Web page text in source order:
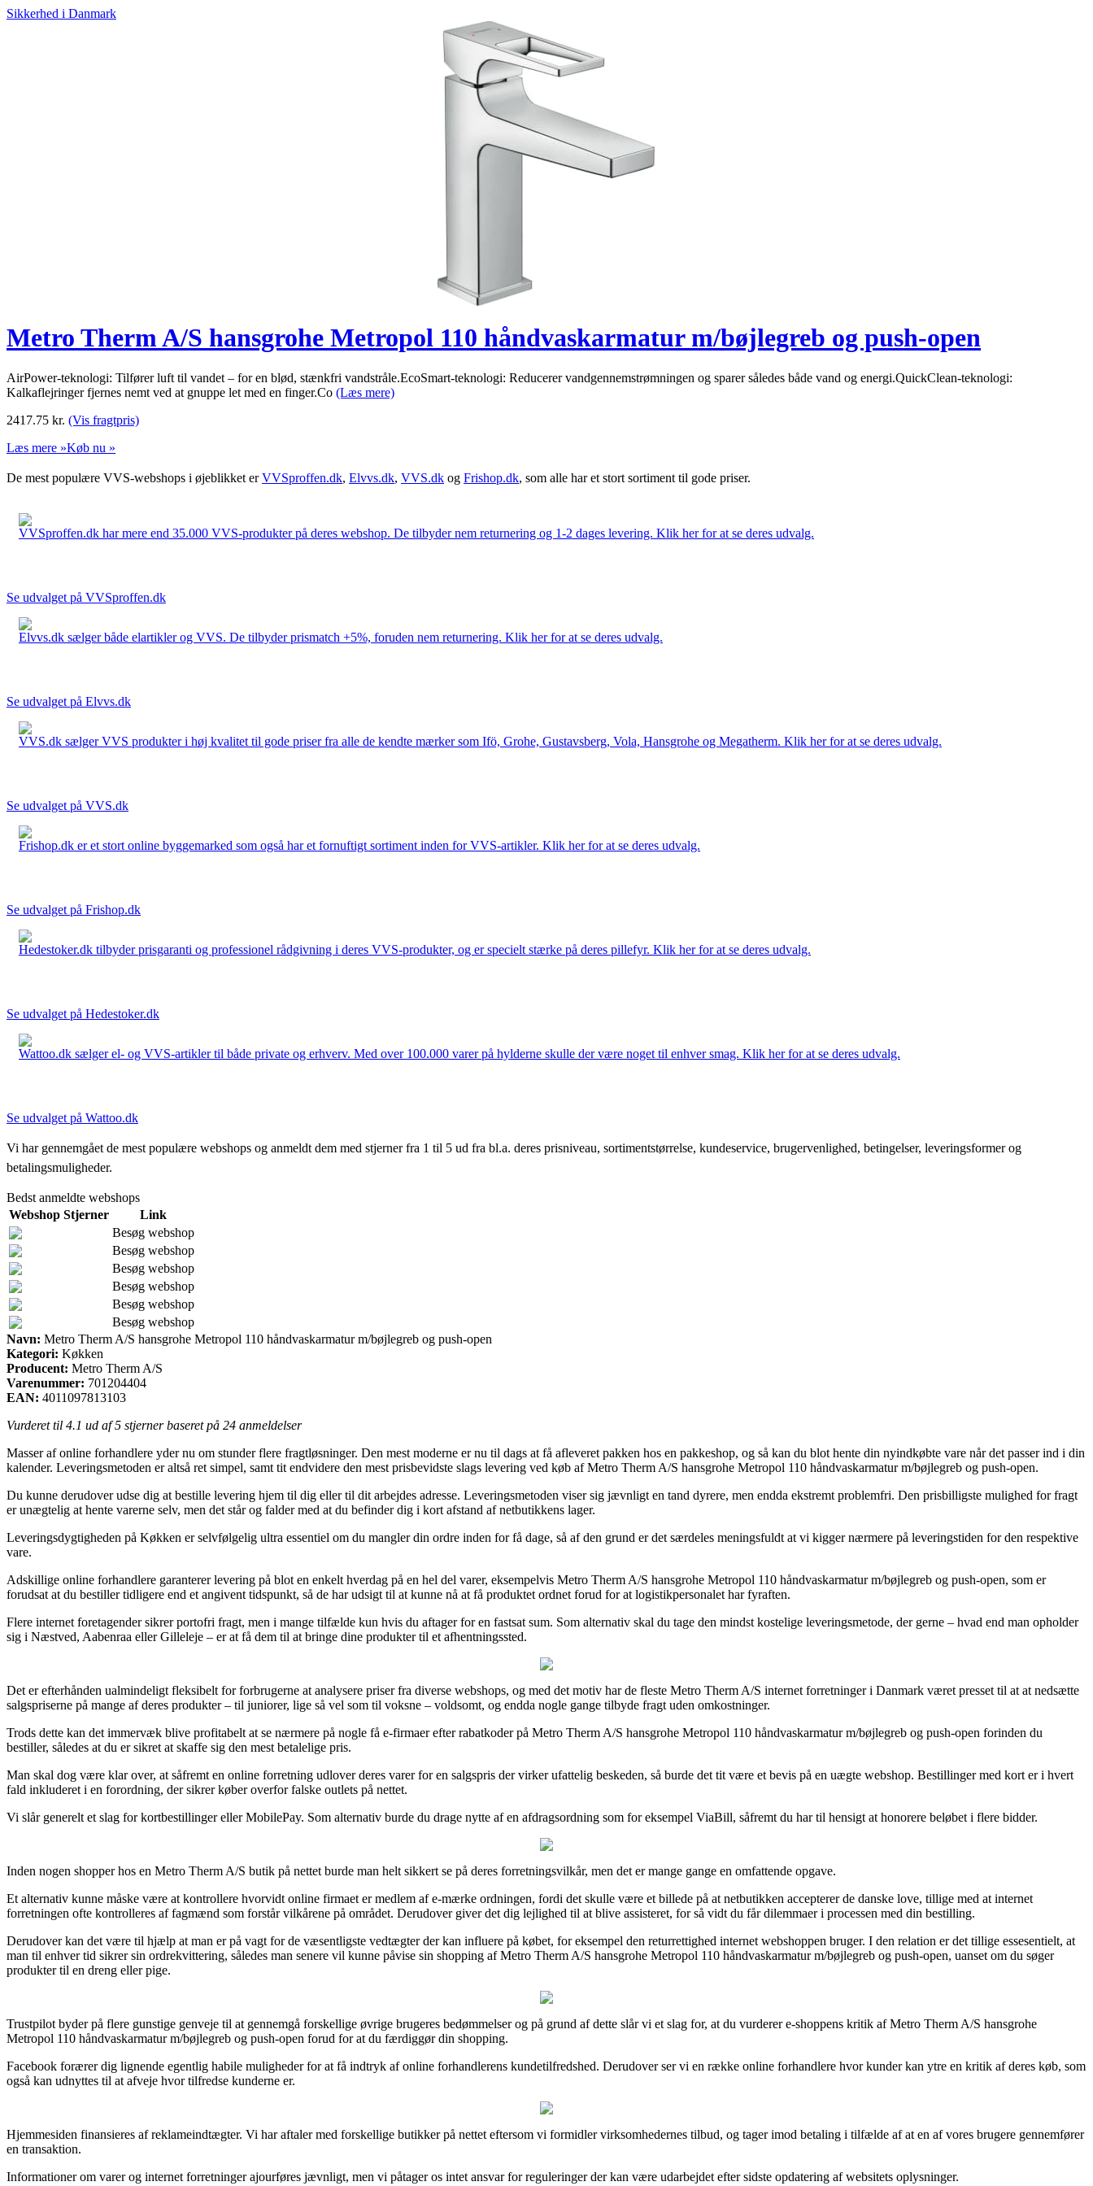
Sikkerhed i Danmark
Metro Therm A/S hansgrohe Metropol 110 håndvaskarmatur m/bøjlegreb og push-open
AirPower-teknologi: Tilfører luft til vandet – for en blød, stænkfri vandstråle.EcoSmart-teknologi: Reducerer vandgennemstrømningen og sparer således både vand og energi.QuickClean-teknologi:
Kalkaflejringer fjernes nemt ved at gnuppe let med en finger.Co (Læs mere)
2417.75 kr. (Vis fragtpris)
Læs mere »Køb nu »
De mest populære VVS-webshops i øjeblikket erVVSproffen.dk, Elvvs.dk, VVS.dk og Frishop.dk, som alle har et stort sortiment til gode priser.
VVSproffen.dk har mere end 35.000 VVS-produkter på deres webshop. De tilbyder nem returnering og 1-2 dages levering. Klik her for at se deres udvalg.
Se udvalget på VVSproffen.dk
Elvvs.dk sælger både elartikler og VVS. De tilbyder prismatch +5%, foruden nem returnering. Klik her for at se deres udvalg.
Se udvalget på Elvvs.dk
VVS.dk sælger VVS produkter i høj kvalitet til gode priser fra alle de kendte mærker som Ifö, Grohe, Gustavsberg, Vola, Hansgrohe og Megatherm. Klik her for at se deres udvalg.
Se udvalget på VVS.dk
Frishop.dk er et stort online byggemarked som også har et fornuftigt sortiment inden for VVS-artikler. Klik her for at se deres udvalg.
Se udvalget på Frishop.dk
Hedestoker.dk tilbyder prisgaranti og professionel rådgivning i deres VVS-produkter, og er specielt stærke på deres pillefyr. Klik her for at se deres udvalg.
Se udvalget på Hedestoker.dk
Wattoo.dk sælger el- og VVS-artikler til både private og erhverv. Med over 100.000 varer på hylderne skulle der være noget til enhver smag. Klik her for at se deres udvalg.
Se udvalget på Wattoo.dk
Vi har gennemgået de mest populære webshops og anmeldt dem med stjerner fra 1 til 5 ud fra bl.a. deres prisniveau, sortimentstørrelse, kundeservice, brugervenlighed, betingelser, leveringsformer og
betalingsmuligheder.
Bedst anmeldte webshops
Webshop Stjerner
Link
Besøg webshop
Besøg webshop
Besøg webshop
Besøg webshop
Besøg webshop
Besøg webshop
Navn: Metro Therm A/S hansgrohe Metropol 110 håndvaskarmatur m/bøjlegreb og push-open
Kategori: Køkken
Producent: Metro Therm A/S
Varenummer: 701204404
EAN: 4011097813103
Vurderet til 4.1 ud af 5 stjerner baseret på 24 anmeldelser
Masser af online forhandlere yder nu om stunder flere fragtløsninger. Den mest moderne er nu til dags at få afleveret pakken hos en pakkeshop, og så kan du blot hente din nyindkøbte vare når det passer ind i din
kalender. Leveringsmetoden er altså ret simpel, samt tit endvidere den mest prisbevidste slags levering ved køb af Metro Therm A/S hansgrohe Metropol 110 håndvaskarmatur m/bøjlegreb og push-open.
Du kunne derudover udse dig at bestille levering hjem til dig eller til dit arbejdes adresse. Leveringsmetoden viser sig jævnligt en tand dyrere, men endda ekstremt problemfri. Den prisbilligste mulighed for fragt
er unægtelig at hente varerne selv, men det står og falder med at du befinder dig i kort afstand af netbutikkens lager.
Leveringsdygtigheden på Køkken er selvfølgelig ultra essentiel om du mangler din ordre inden for få dage, så af den grund er det særdeles meningsfuldt at vi kigger nærmere på leveringstiden for den respektive
vare.
Adskillige online forhandlere garanterer levering på blot en enkelt hverdag på en hel del varer, eksempelvis Metro Therm A/S hansgrohe Metropol 110 håndvaskarmatur m/bøjlegreb og push-open, som er
forudsat at du bestiller tidligere end et angivent tidspunkt, så de har udsigt til at kunne nå at få produktet ordnet forud for at logistikpersonalet har fyraften.
Flere internet foretagender sikrer portofri fragt, men i mange tilfælde kun hvis du aftager for en fastsat sum. Som alternativ skal du tage den mindst kostelige leveringsmetode, der gerne – hvad end man opholder
sig i Næstved, Aabenraa eller Gilleleje – er at få dem til at bringe dine produkter til et afhentningssted.
Det er efterhånden ualmindeligt fleksibelt for forbrugerne at analysere priser fra diverse webshops, og med det motiv har de fleste Metro Therm A/S internet forretninger i Danmark været presset til at at nedsætte
salgspriserne på mange af deres produkter – til juniorer, lige så vel som til voksne – voldsomt, og endda nogle gange tilbyde fragt uden omkostninger.
Trods dette kan det immervæk blive profitabelt at se nærmere på nogle få e-firmaer efter rabatkoder på Metro Therm A/S hansgrohe Metropol 110 håndvaskarmatur m/bøjlegreb og push-open forinden du
bestiller, således at du er sikret at skaffe sig den mest betalelige pris.
Man skal dog være klar over, at såfremt en online forretning udlover deres varer for en salgspris der virker ufattelig beskeden, så burde det tit være et bevis på en uægte webshop. Bestillinger med kort er i hvert
fald inkluderet i en forordning, der sikrer køber overfor falske outlets på nettet.
Vi slår generelt et slag for kortbestillinger eller MobilePay. Som alternativ burde du drage nytte af en afdragsordning som for eksempel ViaBill, såfremt du har til hensigt at honorere beløbet i flere bidder.
Inden nogen shopper hos en Metro Therm A/S butik på nettet burde man helt sikkert se på deres forretningsvilkår, men det er mange gange en omfattende opgave.
Et alternativ kunne måske være at kontrollere hvorvidt online firmaet er medlem af e-mærke ordningen, fordi det skulle være et billede på at netbutikken accepterer de danske love, tillige med at internet
forretningen ofte kontrolleres af fagmænd som forstår vilkårene på området. Derudover giver det dig lejlighed til at blive assisteret, for så vidt du får dilemmaer i processen med din bestilling.
Derudover kan det være til hjælp at man er på vagt for de væsentligste vedtægter der kan influere på købet, for eksempel den returrettighed internet webshoppen bruger. I den relation er det tillige essesentielt, at
man til enhver tid sikrer sin ordrekvittering, således man senere vil kunne påvise sin shopping af Metro Therm A/S hansgrohe Metropol 110 håndvaskarmatur m/bøjlegreb og push-open, uanset om du søger
produkter til en dreng eller pige.
Trustpilot byder på flere gunstige genveje til at gennemgå forskellige øvrige brugeres bedømmelser og på grund af dette slår vi et slag for, at du vurderer e-shoppens kritik af Metro Therm A/S hansgrohe
Metropol 110 håndvaskarmatur m/bøjlegreb og push-open forud for at du færdiggør din shopping.
Facebook forærer dig lignende egentlig habile muligheder for at få indtryk af online forhandlerens kundetilfredshed. Derudover ser vi en række online forhandlere hvor kunder kan ytre en kritik af deres køb, som
også kan udnyttes til at afveje hvor tilfredse kunderne er.
Hjemmesiden finansieres af reklameindtægter. Vi har aftaler med forskellige butikker på nettet eftersom vi formidler virksomhedernes tilbud, og tager imod betaling i tilfælde af at en af vores brugere gennemfører
en transaktion.
Informationer om varer og internet forretninger ajourføres jævnligt, men vi påtager os intet ansvar for reguleringer der kan være udarbejdet efter sidste opdatering af websitets oplysninger.